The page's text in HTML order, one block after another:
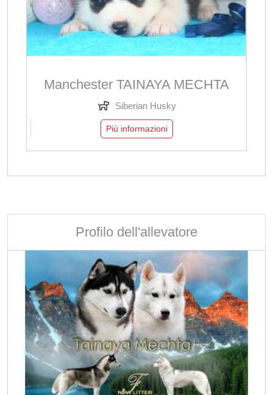
Manchester TAINAYA MECHTA
Siberian Husky
Più informazioni
Profilo dell'allevatore